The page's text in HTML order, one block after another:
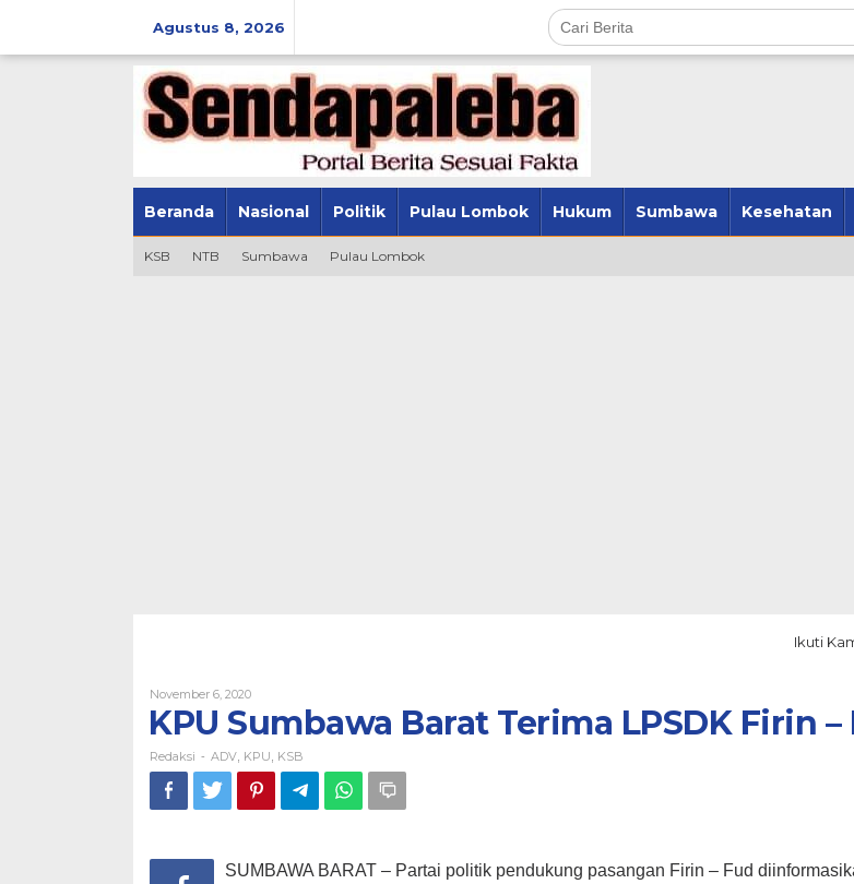
Agustus 8, 2026
Beranda Nasional Politik Pulau Lombok Hukum Sumbawa Kesehatan
KSB NTB Sumbawa Pulau Lombok
Ikuti
November 6, 2020Oleh
KPU Sumbawa Barat Terima LPSDK Firin –
Redaksi - ADV KPU KSB
SUMBAWA BARAT – Partai politik pendukung pasangan Firin – Fud